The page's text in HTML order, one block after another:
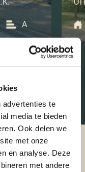
advertenties te
media te bieden
Ook delen we
met onze
en analyse. Deze
met andere
A